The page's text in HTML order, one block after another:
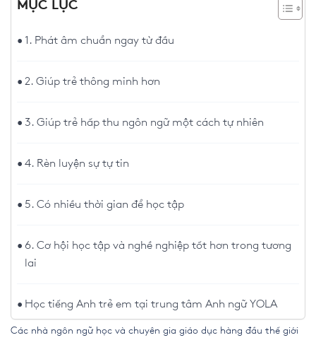
MỤC LỤC
1. Phát âm chuẩn ngay từ đầu
2. Giúp trẻ thông minh hơn
3. Giúp trẻ hấp thu ngôn ngữ một cách tự nhiên
4. Rèn luyện sự tự tin
5. Có nhiều thời gian để học tập
6. Cơ hội học tập và nghề nghiệp tốt hơn trong tương
lai
Học tiếng Anh trẻ em tại trung tâm Anh ngữ YOLA
Các nhà ngôn ngữ học và chuyên gia giáo dục hàng đầu thế giới